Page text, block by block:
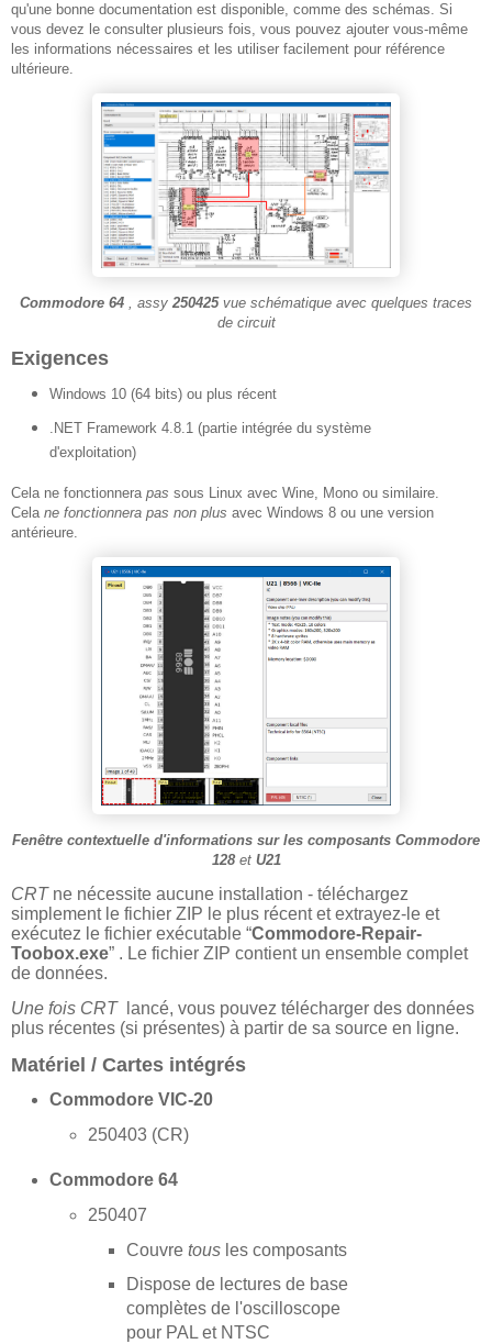
qu'une bonne documentation est disponible, comme des schémas. Si
vous devez le consulter plusieurs fois, vous pouvez ajouter vous-même
les informations nécessaires et les utiliser facilement pour référence
ultérieure.
Commodore 64 , assy 250425 vue schématique avec quelques traces
de circuit
Exigences
Windows 10 (64 bits) ou plus récent
.NET Framework 4.8.1 (partie intégrée du système
d'exploitation)
Cela ne fonctionnera pas sous Linux avec Wine, Mono ou similaire.
Cela ne fonctionnera pas non plus avec Windows 8 ou une version
antérieure.
Fenêtre contextuelle d'informations sur les composants Commodore
128 et U21
CRT ne nécessite aucune installation - téléchargez
simplement le fichier ZIP le plus récent et extrayez-le et
exécutez le fichier exécutable “Commodore-Repair-
Toobox.exe” . Le fichier ZIP contient un ensemble complet
de données.
Une fois CRT
lancé, vous pouvez télécharger des données
plus récentes (si présentes) à partir de sa source en ligne.
Matériel / Cartes intégrés
Commodore VIC-20
250403 (CR)
Commodore 64
250407
Couvre tous les composants
Dispose de lectures de base
complètes de l'oscilloscope
pour PAL et NTSC